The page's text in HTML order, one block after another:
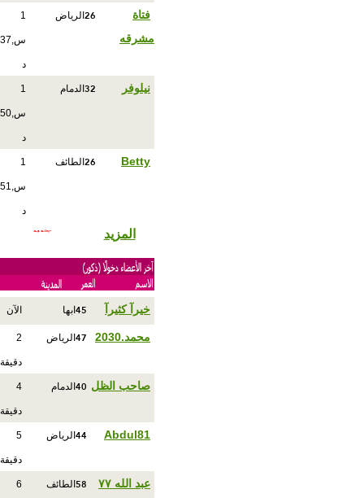
فتاة
مشرقه
26 الرياض 1
س,37
د
نيلوفر 32 الدمام 1
س,50
د
Betty
26 الطائف 1
س,51
د
المزيد
خيرآ كثيرآ 45 ابها الآن
محمد.2030 47 الرياض 2
دقيقة
صاحب الظل 40 الدمام 4
دقيقة
Abdul81
44 الرياض 5
دقيقة
عبد الله ٧٧ 58 الطائف 6